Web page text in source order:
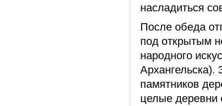
насладиться
После обеда
под открытым
народного
Архангельска).
памятников
целые деревни